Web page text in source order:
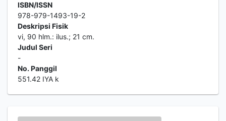
ISBN/ISSN
978-979-1493-19-2
Deskripsi Fisik
vi, 90 hlm.: ilus.; 21 cm.
Judul Seri
-
No. Panggil
551.42 IYA k